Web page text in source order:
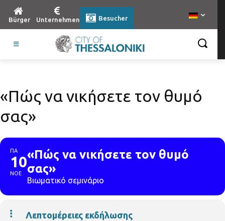
Bürger Unternehmen Besucher
«Πώς να νικήσετε τον θυμό
σας»
ΠΑ
10
ΝΟΕ
«Πώς να νικήσετε τον θυμό
σας»
Βιωματικό σεμινάριο
Λεπτομέρειες εκδήλωσης